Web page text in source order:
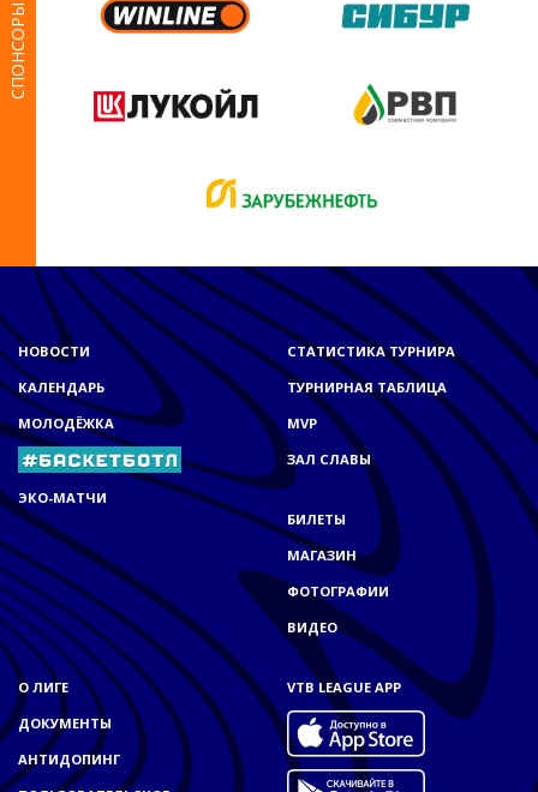
СПОНСОРЫ
НОВОСТИ
КАЛЕНДАРЬ
МОЛОДЁЖКА
ЭКО-МАТЧИ
СТАТИСТИКА ТУРНИРА
ТУРНИРНАЯ ТАБЛИЦА
MVP
ЗАЛ СЛАВЫ
БИЛЕТЫ
МАГАЗИН
ФОТОГРАФИИ
ВИДЕО
О ЛИГЕ
ДОКУМЕНТЫ
АНТИДОПИНГ
VTB LEAGUE APP